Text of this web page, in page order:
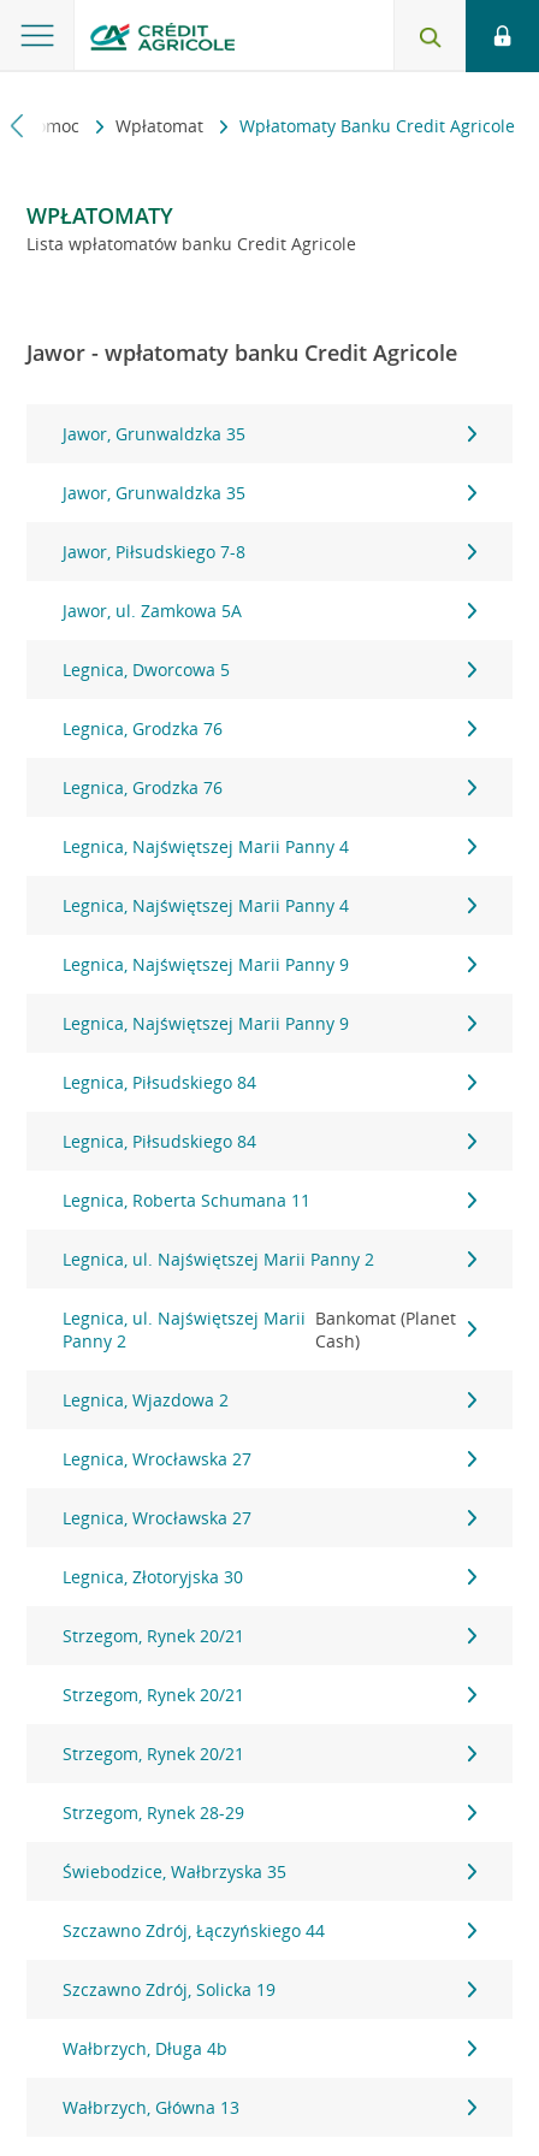
i pomoc Wpłatomat Wpłatomaty Banku Credit Agricole
WPŁATOMATY
Lista wpłatomatów banku Credit Agricole
Jawor - wpłatomaty banku Credit Agricole
Jawor, Grunwaldzka 35
Jawor, Grunwaldzka 35
Jawor, Piłsudskiego 7-8
Jawor, ul. Zamkowa 5A
Legnica, Dworcowa 5
Legnica, Grodzka 76
Legnica, Grodzka 76
Legnica, Najświętszej Marii Panny 4
Legnica, Najświętszej Marii Panny 4
Legnica, Najświętszej Marii Panny 9
Legnica, Najświętszej Marii Panny 9
Legnica, Piłsudskiego 84
Legnica, Piłsudskiego 84
Legnica, Roberta Schumana 11
Legnica, ul. Najświętszej Marii Panny 2
Legnica, ul. Najświętszej Marii
Panny 2
Bankomat (Planet
Cash)
Legnica, Wjazdowa 2
Legnica, Wrocławska 27
Legnica, Wrocławska 27
Legnica, Złotoryjska 30
Strzegom, Rynek 20/21
Strzegom, Rynek 20/21
Strzegom, Rynek 20/21
Strzegom, Rynek 28-29
Świebodzice, Wałbrzyska 35
Szczawno Zdrój, Łączyńskiego 44
Szczawno Zdrój, Solicka 19
Wałbrzych, Długa 4b
Wałbrzych, Główna 13